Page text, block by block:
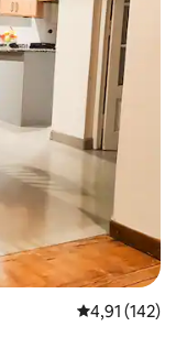
Priemerné
4,91 (142)